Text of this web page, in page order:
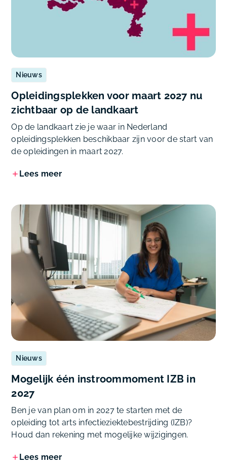
Nieuws
Opleidingsplekken voor maart 2027 nu
zichtbaar op de landkaart
Op de landkaart zie je waar in Nederland
opleidingsplekken beschikbaar zijn voor de start van
de opleidingen in maart 2027.
Lees meer
Nieuws
Mogelijk één instroommoment IZB in
2027
Ben je van plan om in 2027 te starten met de
opleiding tot arts infectieziektebestrijding (IZB)?
Houd dan rekening met mogelijke wijzigingen.
Lees meer